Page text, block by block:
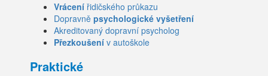
Vrácení řidičského průkazu
Dopravně psychologické vyšetření
Akreditovaný dopravní psycholog
Přezkoušení v autoškole
Praktické